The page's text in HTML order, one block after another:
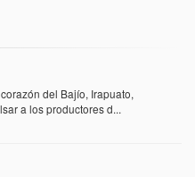
del Bajío, Irapuato,
a los productores d...